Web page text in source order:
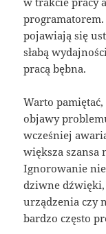
pojawiają się
słabą
pracą bębna.
Warto
objawy
wcześniej
większa szansa
Ignorowanie
dziwne
urządzenia czy
bardzo często